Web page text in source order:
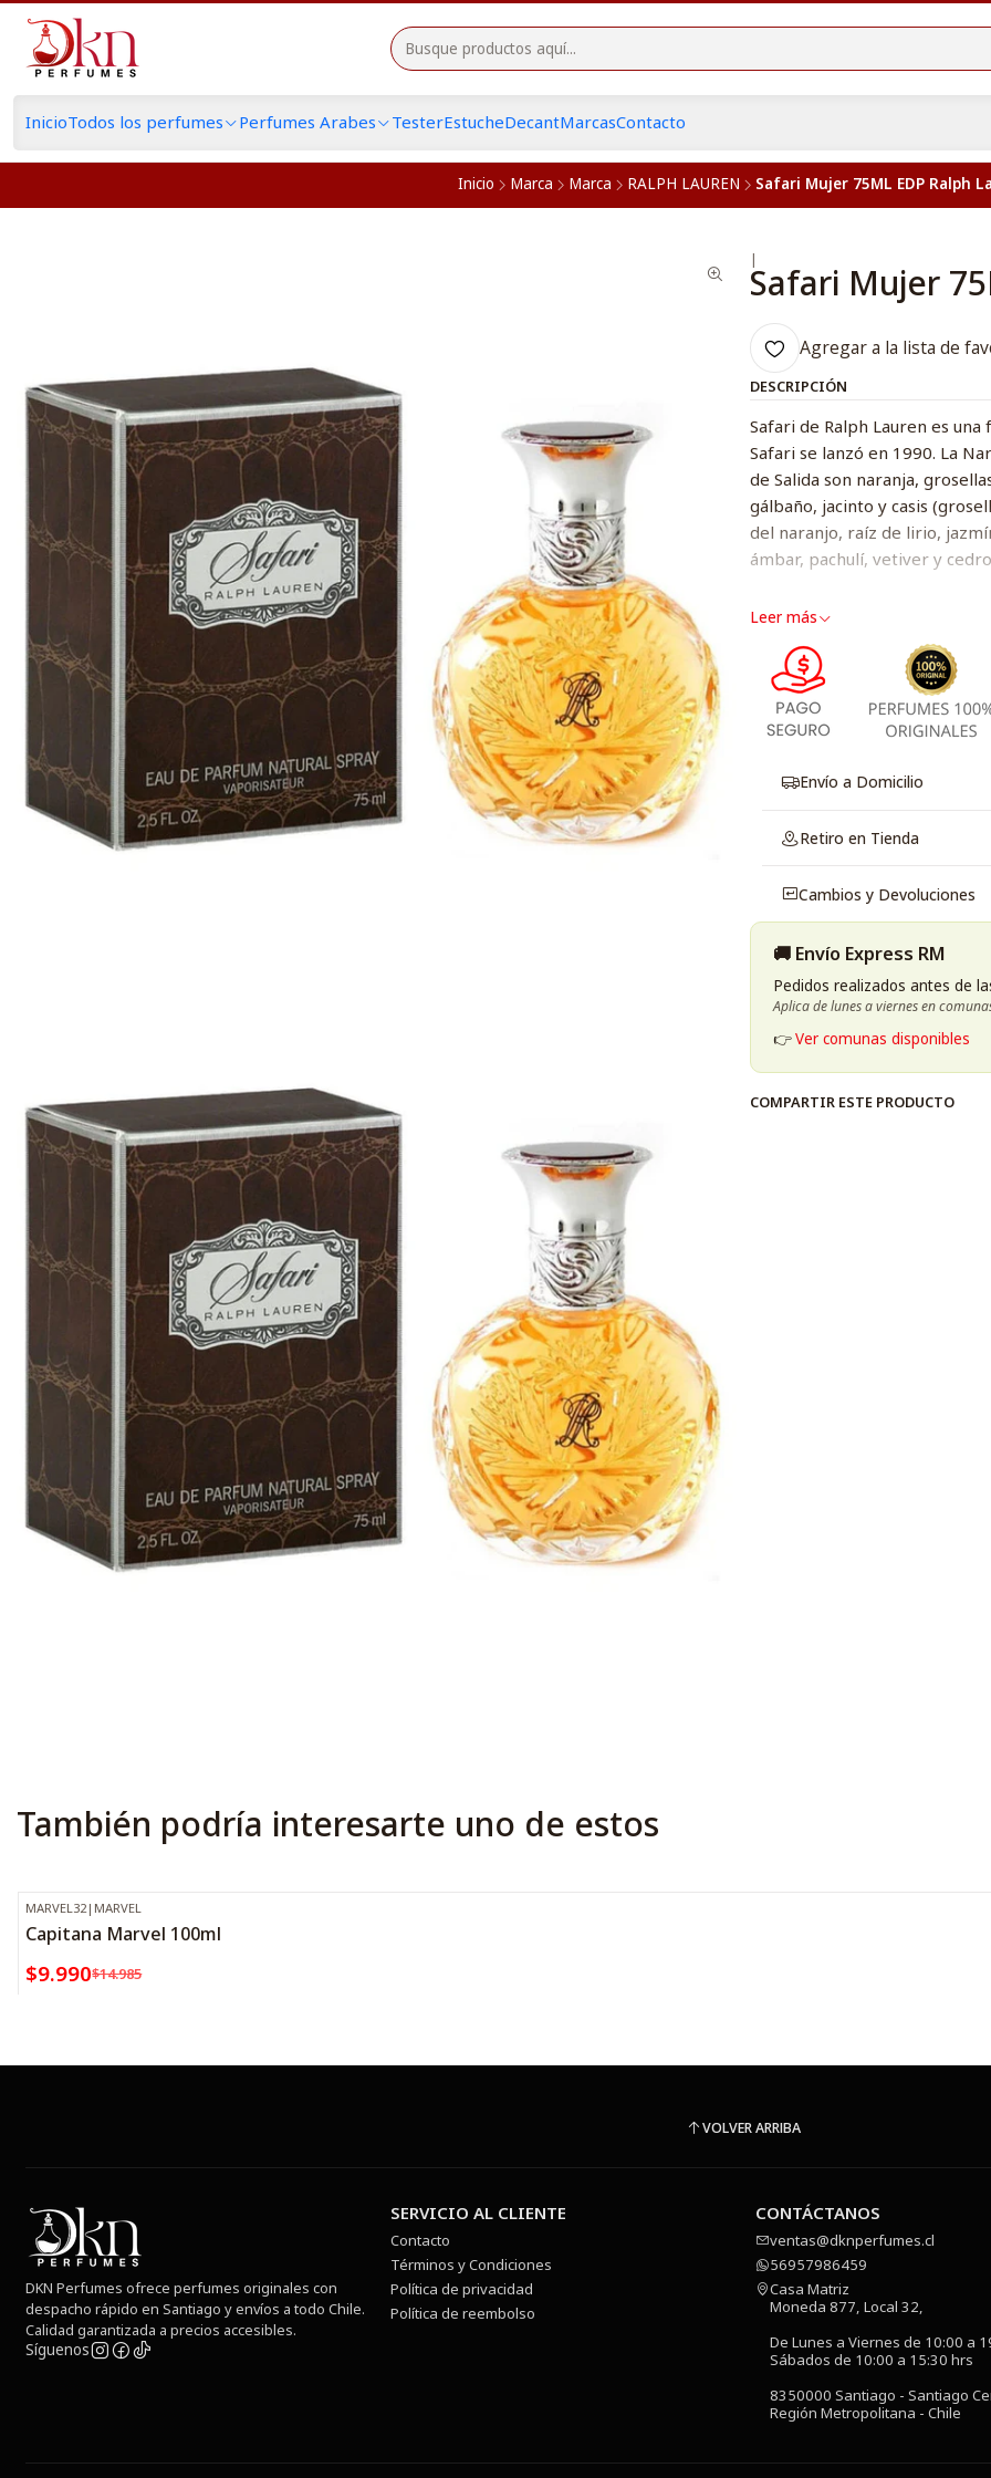
InicioTodos los perfumes Perfumes Arabes TesterEstucheDecantMarcasContacto
Inicio Marca Marca RALPH LAUREN Safari Mujer 75ML EDP Ralph
|
Safari Mujer
Agregar a la lista de
DESCRIPCIÓN
Safari de Ralph Lauren es
Safari se lanzó en 1990. La
de Salida son naranja,
gálbaño, jacinto y casis
del naranjo, raíz de lirio,
ámbar, pachulí, vetiver y
Leer más
Envío a Domicilio
Retiro en Tienda
Cambios y Devoluciones
🚚 Envío Express RM
Pedidos realizados antes de
Aplica de lunes a viernes en
👉Ver comunas disponibles
COMPARTIR ESTE PRODUCTO
También podría interesarte uno de estos
-33%OFF
MARVEL32| MARVEL
Capitana Marvel 100ml
$9.990$14.985
VOLVER ARRIBA
DKN Perfumes ofrece perfumes originales con
despacho rápido en Santiago y envíos a todo Chile.
Calidad garantizada a precios accesibles.
Síguenos
SERVICIO AL CLIENTE
Contacto
Términos y Condiciones
Política de privacidad
Política de reembolso
CONTÁCTANOS
ventas@dknperfumes.cl
56957986459
Casa Matriz
Moneda 877, Local 32,
De Lunes a Viernes de 10:00 a
Sábados de 10:00 a 15:30 hrs
8350000 Santiago - Santiago
Región Metropolitana - Chile